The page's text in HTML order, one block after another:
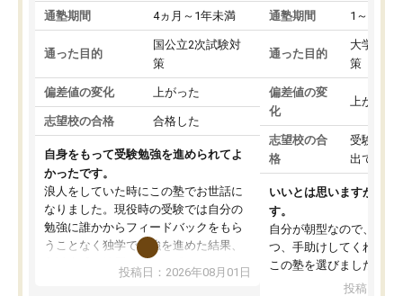
通塾期間 4ヵ月～1年未満
通った目的
国公立2次試験対
策
偏差値の変化 上がった
志望校の合格 合格した
自身をもって受験勉強を進められてよ
かったです。
浪人をしていた時にこの塾でお世話に
なりました。現役時の受験では自分の
勉強に誰かからフィードバックをもら
うことなく独学で勉強を進めた結果、
入試本番に地歴の学習が間に合わず不
合格となってしまいました。その経験
投稿日：2026年08月01日
通塾期間 1～3ヵ月
通った目的
大学入学
策
偏差値の変
化
上がった
志望校の合
格
受験して
出ていな
いいとは思いますが、料
す。
自分が朝型なので、自習
つ、手助けしてくれる設
この塾を選びました。
投稿日：